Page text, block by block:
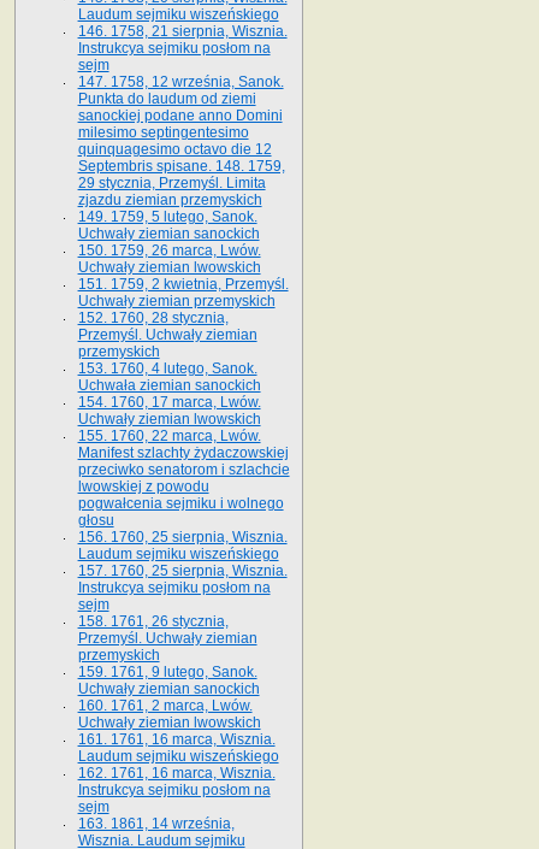
Laudum sejmiku wiszeńskiego
146. 1758, 21 sierpnia, Wisznia.
Instrukcya sejmiku posłom na
sejm
147. 1758, 12 września, Sanok.
Punkta do laudum od ziemi
sanockiej podane anno Domini
milesimo septingentesimo
quinquagesimo octavo die 12
Septembris spisane. 148. 1759,
29 stycznia, Przemyśl. Limita
zjazdu ziemian przemyskich
149. 1759, 5 lutego, Sanok.
Uchwały ziemian sanockich
150. 1759, 26 marca, Lwów.
Uchwały ziemian lwowskich
151. 1759, 2 kwietnia, Przemyśl.
Uchwały ziemian przemyskich
152. 1760, 28 stycznia,
Przemyśl. Uchwały ziemian
przemyskich
153. 1760, 4 lutego, Sanok.
Uchwała ziemian sanockich
154. 1760, 17 marca, Lwów.
Uchwały ziemian lwowskich
155. 1760, 22 marca, Lwów.
Manifest szlachty żydaczowskiej
przeciwko senatorom i szlachcie
lwowskiej z po­wodu
pogwałcenia sejmiku i wolnego
głosu
156. 1760, 25 sierpnia, Wisznia.
Laudum sejmiku wiszeńskiego
157. 1760, 25 sierpnia, Wisznia.
Instrukcya sejmiku posłom na
sejm
158. 1761, 26 stycznia,
Przemyśl. Uchwały ziemian
przemyskich
159. 1761, 9 lutego, Sanok.
Uchwały ziemian sanockich
160. 1761, 2 marca, Lwów.
Uchwały ziemian lwowskich
161. 1761, 16 marca, Wisznia.
Laudum sejmiku wiszeńskiego
162. 1761, 16 marca, Wisznia.
Instrukcya sejmiku posłom na
sejm
163. 1861, 14 września,
Wisznia. Laudum sejmiku